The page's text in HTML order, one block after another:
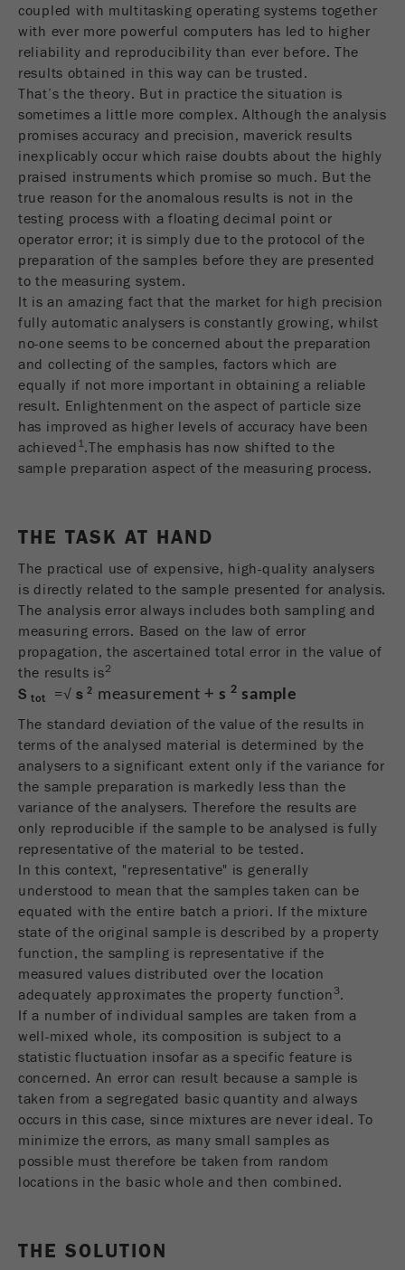
Ciclo de
vida cookie
Fim de sessão
Fornecedor php
Objectivo
Identificador de dados PHP, definido quando
o método PHP session () é usado.
Ciclo de
vida cookie
Nome __utmc
Fornecedor google
Objectivo
Este cookie pertence ao passado e não é mais
usado pelo Google Analytics. Para a
compatibilidade com versões anteriores de
páginas que ainda usam o código de
gravado e expira quando o navegador é
fechado. No entanto, esse cookie não precisa
ser considerado ao depurar e usar o novo
código de rastreamento ga.js.
Ciclo de
vida cookie
Sessão
Fornecedor google
Objectivo
Este cookie é o cookie de recurso do visitante.
Ele contém todos os recursos do visitante
Informações da visita atual, também
cookie também armazena se a origem do
Se nenhuma informação sobre a fonte do
visitante puder ser determinada, o cookie não
será alterado. Dessa maneira, o Google
Analytics pode associar informações de
visitantes, como conversões e transações de
O cookie não contém informações.
Ciclo de
vida cookie
6 meses
_ga
Fornecedor gerenciador de tags do google
Objectivo
Regista um ID exclusivo usado para gerar
estatísticas e dados sobre como o visitante
usa o site.
Ciclo de
vida cookie
2 anos
Nome _gid
Fornecedor google
Usado pelo Google Analytics para limitar a
taxa de solicitações.
Ciclo de vida
cookie
1 dia
coupled with multitasking operating systems together
with ever more powerful computers has led to higher
reliability and reproducibility than ever before. The
results obtained in this way can be trusted.
That’s the theory. But in practice the situation is
sometimes a little more complex. Although the analysis
promises accuracy and precision, maverick results
inexplicably occur which raise doubts about the highly
praised instruments which promise so much. But the
true reason for the anomalous results is not in the
testing process with a floating decimal point or
operator error; it is simply due to the protocol of the
preparation of the samples before they are presented
to the measuring system.
It is an amazing fact that the market for high precision
fully automatic analysers is constantly growing, whilst
no-one seems to be concerned about the preparation
and collecting of the samples, factors which are
equally if not more important in obtaining a reliable
result. Enlightenment on the aspect of particle size
has improved as higher levels of accuracy have been
achieved 1.The emphasis has now shifted to the
sample preparation aspect of the measuring process.
THE TASK AT HAND
The practical use of expensive, high-quality analysers
is directly related to the sample presented for analysis.
The analysis error always includes both sampling and
measuring errors. Based on the law of error
propagation, the ascertained total error in the value of
the results is2
Stot =√ s2 measurement+ s2 sample
The standard deviation of the value of the results in
terms of the analysed material is determined by the
analysers to a significant extent only if the variance for
the sample preparation is markedly less than the
variance of the analysers. Therefore the results are
only reproducible if the sample to be analysed is fully
representative of the material to be tested.
In this context, "representative" is generally
understood to mean that the samples taken can be
equated with the entire batch a priori. If the mixture
state of the original sample is described by a property
function, the sampling is representative if the
measured values distributed over the location
adequately approximates the property function3.
If a number of individual samples are taken from a
well-mixed whole, its composition is subject to a
statistic fluctuation insofar as a specific feature is
concerned. An error can result because a sample is
taken from a segregated basic quantity and always
occurs in this case, since mixtures are never ideal. To
minimize the errors, as many small samples as
possible must therefore be taken from random
locations in the basic whole and then combined.
THE SOLUTION